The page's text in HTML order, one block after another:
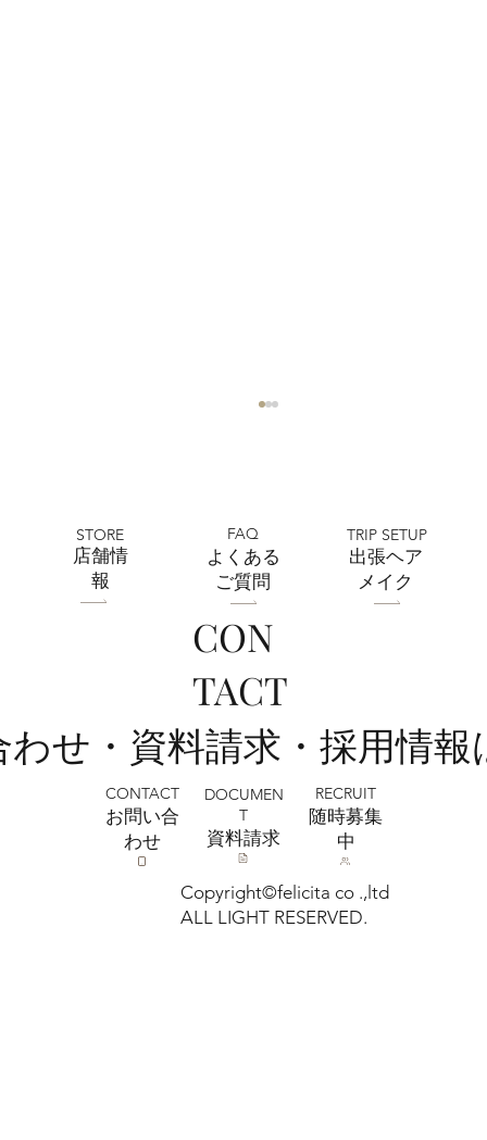
上尾店 フォトウエディング相談会開催
Copyright©felicita co .,ltd
ALL LIGHT RESERVED.
CON
TACT
せ・資料請求・採用情
CONTACT
お問い合
わせ
DOCUMEN
T
​資料請求
RECRUIT
​随時募集
中
STORE
​店舗情
報
FAQ
よくある
ご質問
TRIP SETUP
出張ヘア
メイク